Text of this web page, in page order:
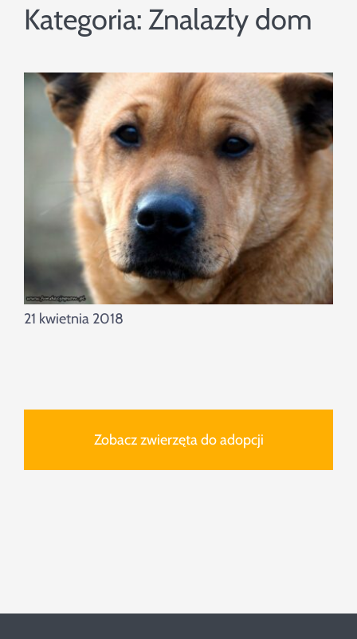
Kategoria: Znalazły dom
21 kwietnia 2018
Zobacz zwierzęta do adopcji